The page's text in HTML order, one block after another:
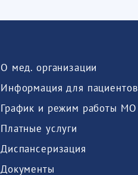
О мед. организации
Информация для пациентов
График и режим работы МО
Платные услуги
Диспансеризация
Документы